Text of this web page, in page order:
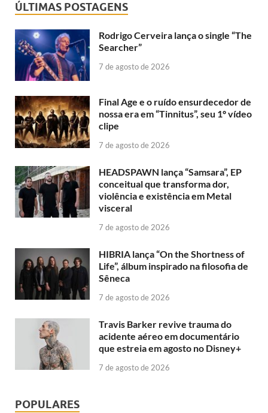
ÚLTIMAS POSTAGENS
Rodrigo Cerveira lança o single “The
Searcher”
7 de agosto de 2026
Final Age e o ruído ensurdecedor de
nossa era em “Tinnitus”, seu 1º vídeo
clipe
7 de agosto de 2026
HEADSPAWN lança “Samsara”, EP
conceitual que transforma dor,
violência e existência em Metal
visceral
7 de agosto de 2026
HIBRIA lança “On the Shortness of
Life”, álbum inspirado na filosofia de
Sêneca
7 de agosto de 2026
Travis Barker revive trauma do
acidente aéreo em documentário
que estreia em agosto no Disney+
7 de agosto de 2026
POPULARES